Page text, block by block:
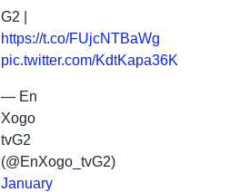
G2 |
https://t.co/FUjcNTBaWg
pic.twitter.com/KdtKapa36K
— En
Xogo
tvG2
(@EnXogo_tvG2)
January